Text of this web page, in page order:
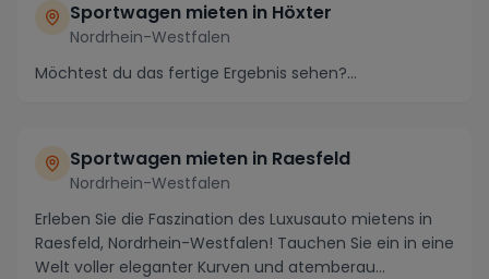
Sportwagen mieten in Höxter
Nordrhein-Westfalen
Möchtest du das fertige Ergebnis sehen?...
Sportwagen mieten in Raesfeld
Nordrhein-Westfalen
Erleben Sie die Faszination des Luxusauto mietens in
Raesfeld, Nordrhein-Westfalen! Tauchen Sie ein in eine
Welt voller eleganter Kurven und atemberau...